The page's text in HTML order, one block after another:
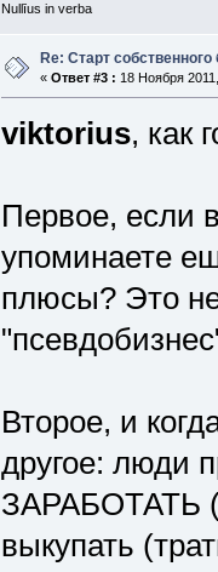
Nullīus in verba
Re: Старт собственного
« Ответ #3 : 18 Ноября
viktorius, как
Первое, если
упоминаете
плюсы? Это
Второе, и
другое: люди
ЗАРАБОТАТЬ
выкупать